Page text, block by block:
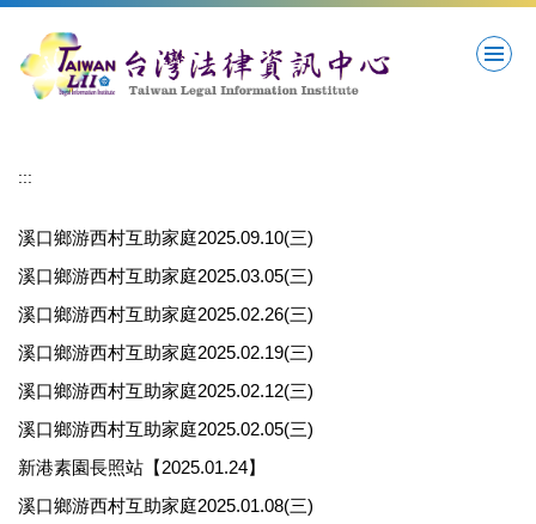
主
:::
溪口鄉游西村互助家庭2025.09.10(三)
溪口鄉游西村互助家庭2025.03.05(三)
溪口鄉游西村互助家庭2025.02.26(三)
溪口鄉游西村互助家庭2025.02.19(三)
溪口鄉游西村互助家庭2025.02.12(三)
溪口鄉游西村互助家庭2025.02.05(三)
新港素園長照站【2025.01.24】
溪口鄉游西村互助家庭2025.01.08(三)